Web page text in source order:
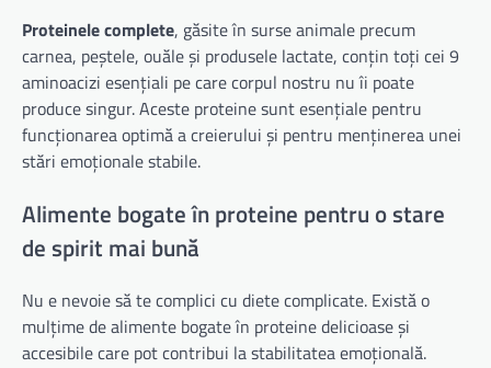
Proteinele complete, găsite în surse animale precum
carnea, peștele, ouăle și produsele lactate, conțin toți cei 9
aminoacizi esențiali pe care corpul nostru nu îi poate
produce singur. Aceste proteine sunt esențiale pentru
funcționarea optimă a creierului și pentru menținerea unei
stări emoționale stabile.
Alimente bogate în proteine pentru o stare
de spirit mai bună
Nu e nevoie să te complici cu diete complicate. Există o
mulțime de alimente bogate în proteine delicioase și
accesibile care pot contribui la stabilitatea emoțională.